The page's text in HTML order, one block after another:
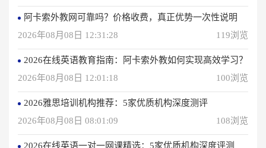
阿卡索外教网可靠吗？价格收费，真正优势一次性说明
2026年08月08日 12:31:28
119浏览
2026在线英语教育指南：阿卡索外教如何实现高效学习？
2026年08月08日 12:01:18
100浏览
2026雅思培训机构推荐：5家优质机构深度测评
2026年08月08日 08:01:09
108浏览
2026在线英语一对一网课精选：5家优质机构深度评测